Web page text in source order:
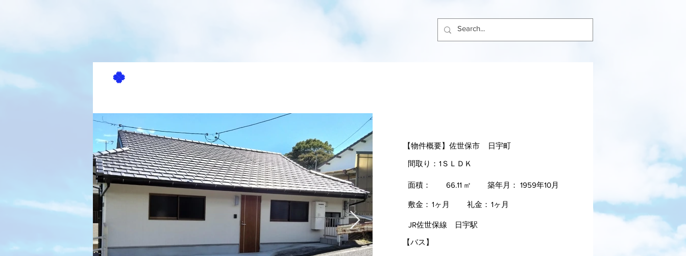
🍀
日宇町
佐世保市
【物件概要】
間取り： 1ＳＬＤＫ
面積： 66.11 築年月： 1959年10月
㎡
敷金： 1ヶ月 1ヶ月
礼金：
JR佐世保線 日宇駅
【バス】